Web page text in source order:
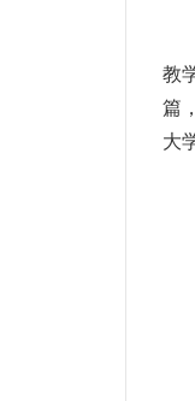
教
篇
大